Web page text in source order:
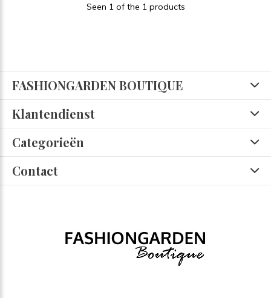
Seen 1 of the 1 products
FASHIONGARDEN BOUTIQUE
Klantendienst
Categorieën
Contact